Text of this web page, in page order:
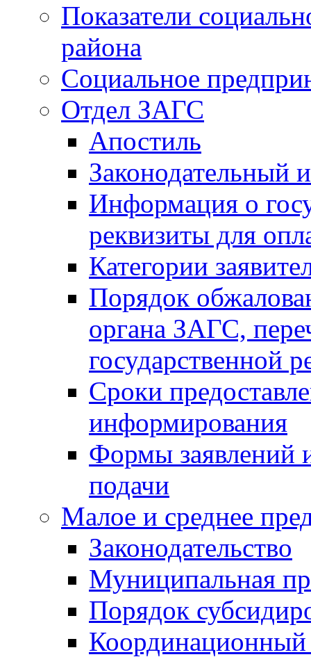
Показатели
района
Социальное
Отдел ЗАГС
Апостиль
Законодательный
Информация о
реквизиты для
Категории
Порядок
органа ЗАГС,
государственной
Сроки
информирования
Формы заявлений
подачи
Малое и среднее
Законодательство
Муниципальная
Порядок
Координационный